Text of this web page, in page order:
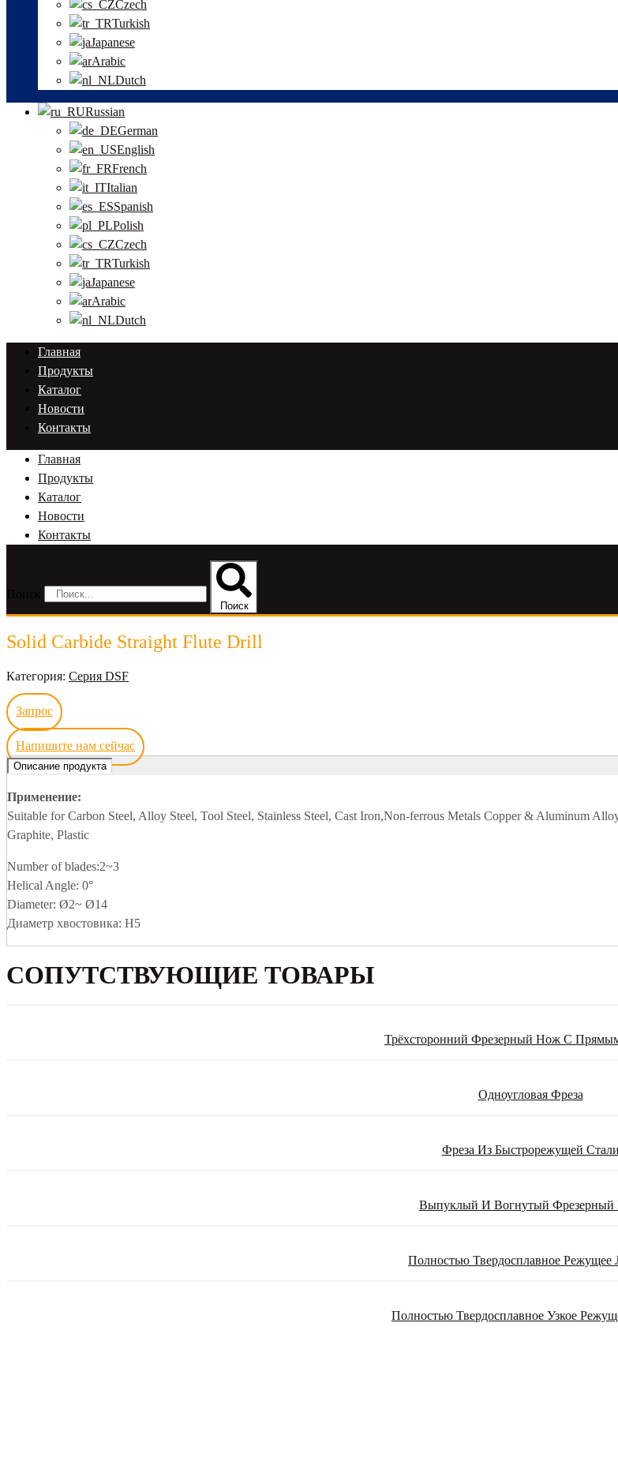
Czech
Turkish
Japanese
Arabic
Dutch
Russian
German
English
French
Italian
Spanish
Polish
Czech
Turkish
Japanese
Arabic
Dutch
Главная
Продукты
Каталог
Новости
Контакты
Главная
Продукты
Каталог
Новости
Контакты
Поиск
Solid Carbide Straight Flute Drill
Категория: Серия DSF
Запрос
Напишите нам сейчас
Описание продукта
Применение:
Suitable for Carbon Steel, Alloy Steel, Tool Steel, Stainless Steel, Cast Iron,Non-ferrous Metals Copper & Aluminum
Graphite, Plastic
Number of blades:2~3
Helical Angle: 0°
Diameter: Ø2~ Ø14
Диаметр хвостовика: H5
СОПУТСТВУЮЩИЕ ТОВАРЫ
Трёхсторонний Фрезерный Нож С
Одноугловая Фреза
Фреза Из Быстрорежущей Стали
Выпуклый И Вогнутый
Полностью Твердосплавное Режущее
Полностью Твердосплавное Узкое